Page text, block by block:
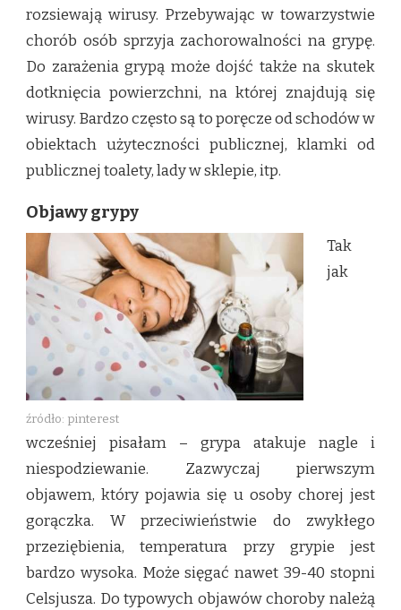
rozsiewają wirusy. Przebywając w towarzystwie
chorób osób sprzyja zachorowalności na grypę.
Do zarażenia grypą może dojść także na skutek
dotknięcia powierzchni, na której znajdują się
wirusy. Bardzo często są to poręcze od schodów w
obiektach użyteczności publicznej, klamki od
publicznej toalety, lady w sklepie, itp.
Objawy grypy
źródło: pinterest
Tak
jak
wcześniej pisałam – grypa atakuje nagle i
niespodziewanie. Zazwyczaj pierwszym
objawem, który pojawia się u osoby chorej jest
gorączka. W przeciwieństwie do zwykłego
przeziębienia, temperatura przy grypie jest
bardzo wysoka. Może sięgać nawet 39-40 stopni
Celsjusza. Do typowych objawów choroby należą